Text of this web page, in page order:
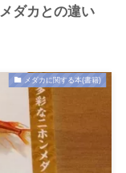
ダカとの違い
メダカに関する本(書籍)